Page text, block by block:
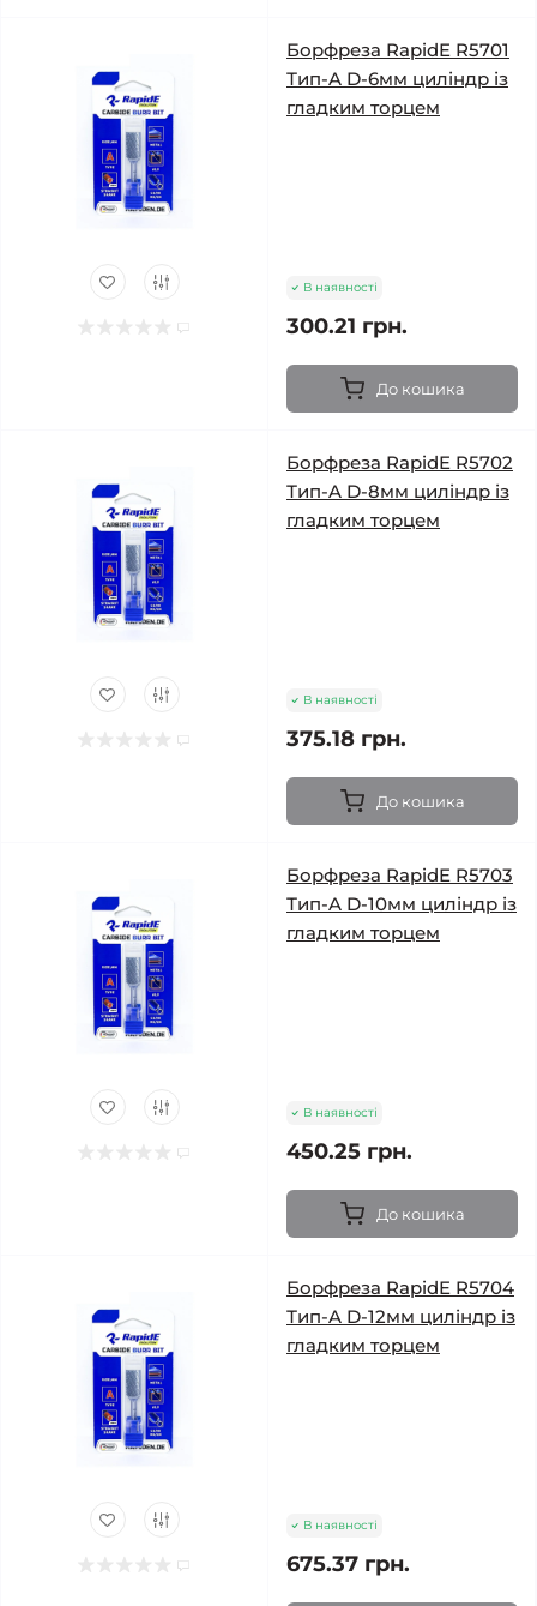
Борфреза RapidE R5701
Тип-A D-6мм циліндр із
гладким торцем
В наявності
300.21 грн.
До кошика
Борфреза RapidE R5702
Тип-A D-8мм циліндр із
гладким торцем
В наявності
375.18 грн.
До кошика
Борфреза RapidE R5703
Тип-A D-10мм циліндр із
гладким торцем
В наявності
450.25 грн.
До кошика
Борфреза RapidE R5704
Тип-A D-12мм циліндр із
гладким торцем
В наявності
675.37 грн.